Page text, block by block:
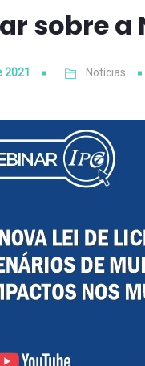
sobre a
2021 Notícias